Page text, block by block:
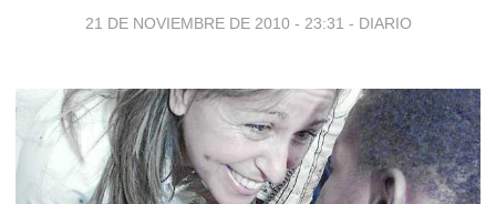
21 DE NOVIEMBRE DE 2010 - 23:31 - DIARIO